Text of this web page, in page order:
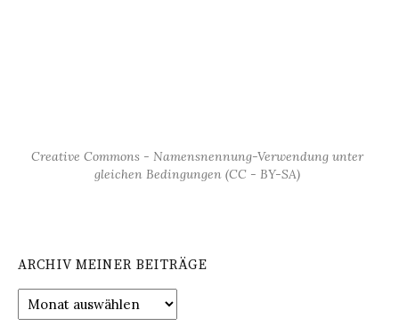
Creative Commons - Namensnennung-Verwendung unter
gleichen Bedingungen (CC - BY-SA)
ARCHIV MEINER BEITRÄGE
Archiv
meiner